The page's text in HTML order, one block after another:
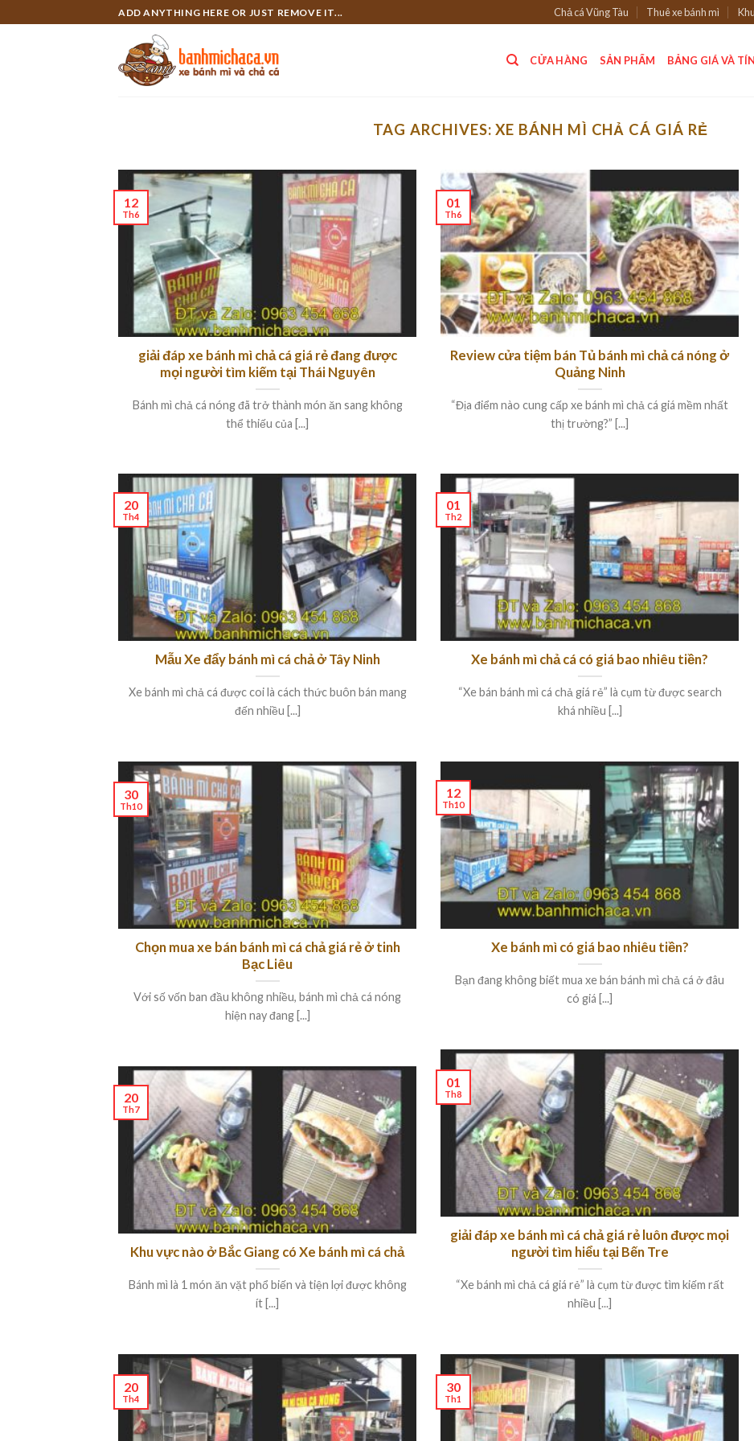
to
ADD ANYTHING HERE OR JUST REMOVE IT... Chả cá Vũng Tàu Thuê xe bánh mì
CỬA HÀNG SẢN PHẨM BẢNG GIÁ VÀ
TAG ARCHIVES:XE BÁNH MÌ CHẢ CÁ GIÁ RẺ
giải đáp xe bánh mì chả cá giá rẻ đang được
mọi người tìm kiếm tại Thái Nguyên
Bánh mì chả cá nóng đã trở thành món ăn sang không
thể thiếu của [...]
12
Th6
Review cửa tiệm bán Tủ bánh mì chả cá nóng ở
Quảng Ninh
“Địa điểm nào cung cấp xe bánh mì chả cá giá mềm nhất
thị trường?” [...]
01
Th6
Mẫu Xe đẩy bánh mì cá chả ở Tây Ninh
Xe bánh mì chả cá được coi là cách thức buôn bán mang
đến nhiều [...]
20
Th4
Xe bánh mì chả cá có giá bao nhiêu tiền?
“Xe bán bánh mì cá chả giá rẻ” là cụm từ được search
khá nhiều [...]
01
Th2
Chọn mua xe bán bánh mì cá chả giá rẻ ở tinh
Bạc Liêu
Với số vốn ban đầu không nhiều, bánh mì chả cá nóng
hiện nay đang [...]
30
Th10
Xe bánh mì có giá bao nhiêu tiền?
Bạn đang không biết mua xe bán bánh mì chả cá ở đâu
có giá [...]
12
Th10
giải đáp xe bánh mì cá chả giá rẻ luôn được mọi
người tìm hiểu tại Bến Tre
“Xe bánh mì chả cá giá rẻ” là cụm từ được tìm kiếm rất
nhiều [...]
01
Th8
Khu vực nào ở Bắc Giang có Xe bánh mì cá chả
Bánh mì là 1 món ăn vặt phổ biến và tiện lợi được không
ít [...]
20
Th7
20
Th4
30
Th1